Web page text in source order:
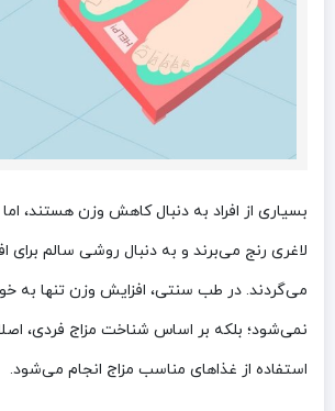
بسیاری از افراد به دنبال کاهش وزن هستند،
لاغری رنج می‌برند و به دنبال روشی سالم برای
می‌گردند. در طب سنتی، افزایش وزن تنها به
نمی‌شود؛ بلکه بر اساس شناخت مزاج فردی،
استفاده از غذاهای مناسب مزاج انجام می‌شود.